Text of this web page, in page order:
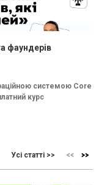
фаундерів
системою Core
курс
Усі статті >>